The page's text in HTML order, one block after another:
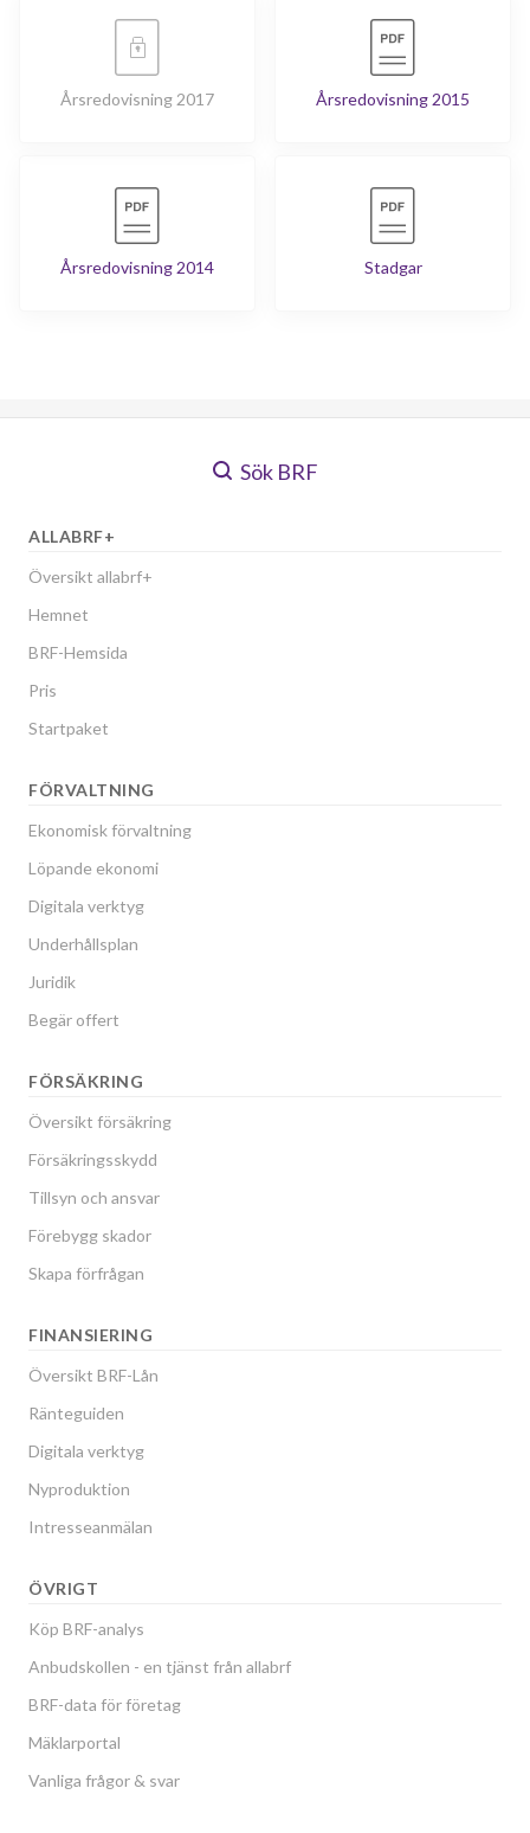
Årsredovisning 2017 Årsredovisning 2015
Årsredovisning 2014 Stadgar
Sök BRF
ALLABRF+
Översikt allabrf+
Hemnet
BRF-Hemsida
Pris
Startpaket
FÖRVALTNING
Ekonomisk förvaltning
Löpande ekonomi
Digitala verktyg
Underhållsplan
Juridik
Begär offert
FÖRSÄKRING
Översikt försäkring
Försäkringsskydd
Tillsyn och ansvar
Förebygg skador
Skapa förfrågan
FINANSIERING
Översikt BRF-Lån
Ränteguiden
Digitala verktyg
Nyproduktion
Intresseanmälan
ÖVRIGT
Köp BRF-analys
Anbudskollen - en tjänst från allabrf
BRF-data för företag
Mäklarportal
Vanliga frågor & svar